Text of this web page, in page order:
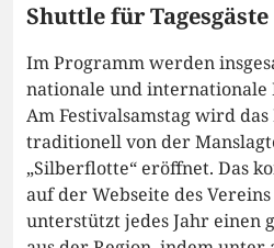
Shuttle für Tagesgäste
Im Programm werden
nationale und internationale
Am Festivalsamstag wird
traditionell von der
„Silberflotte“ eröffnet. Das
auf der Webseite des
unterstützt jedes Jahr einen